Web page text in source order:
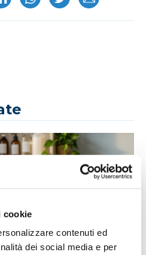
cookie
contenuti ed
dei social media e per